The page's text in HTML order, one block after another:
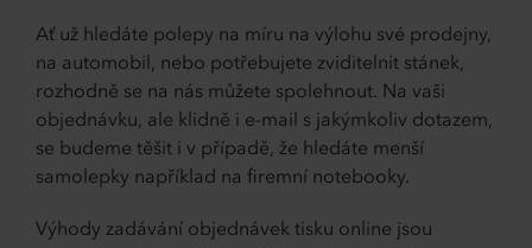
Ať už hledáte polepy na míru na výlohu své prodejny,
na automobil, nebo potřebujete zviditelnit stánek,
rozhodně se na nás můžete spolehnout. Na vaši
objednávku, ale klidně i e-mail s jakýmkoliv dotazem,
se budeme těšit i v případě, že hledáte menší
samolepky například na firemní notebooky.
Výhody zadávání objednávek tisku online jsou